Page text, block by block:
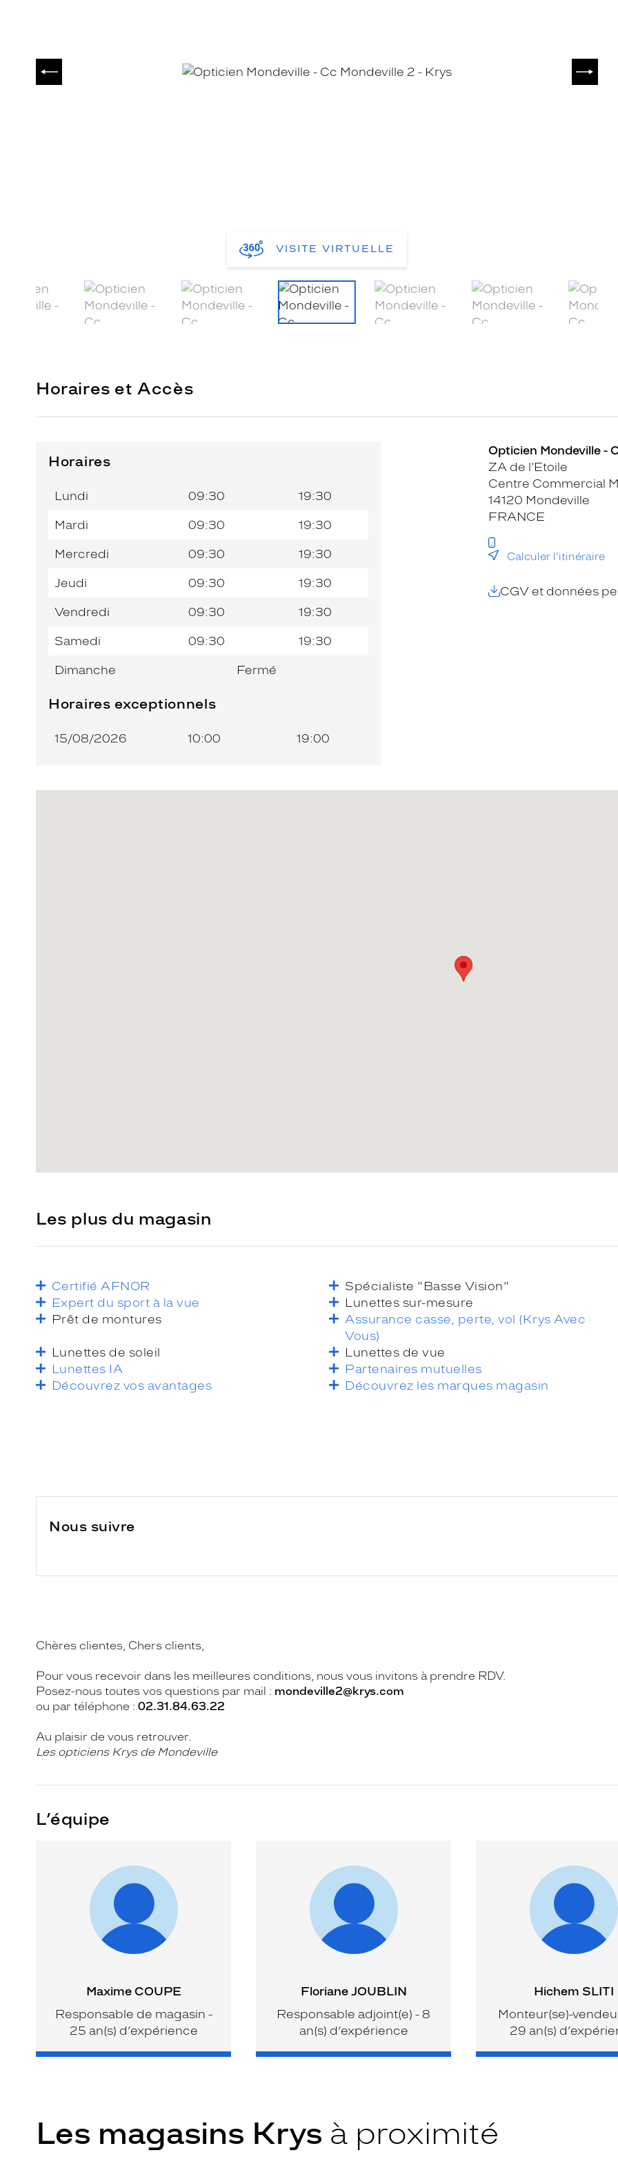
VISITE VIRTUELLE
Horaires et Accès
Horaires
Jour de
semaine
Horaires
l’après-
Lundi 09:30 19:30
Mardi 09:30 19:30
Mercredi 09:30 19:30
Jeudi 09:30 19:30
Vendredi 09:30 19:30
Samedi 09:30 19:30
Dimanche Fermé
Horaires exceptionnels
Jour de
semaine
Horaires
l’après-
15/08/2026 10:00 19:00
Opticien Mondeville -
ZA de l'Etoile
Centre Commercial
14120 Mondeville
FRANCE
Calculer l’itinéraire
CGV et données
Les plus du magasin
Certifié AFNOR
Spécialiste "Basse Vision"
Expert du sport à la vue
Lunettes sur-mesure
Prêt de montures
Assurance casse, perte, vol (Krys Avec
Vous)
Lunettes de soleil
Lunettes de vue
Lunettes IA
Partenaires mutuelles
Découvrez vos avantages
Découvrez les marques magasin
Nous suivre
Chères clientes, Chers clients,
Pour vous recevoir dans les meilleures conditions, nous vous invitons à prendre RDV.
Posez-nous toutes vos questions par mail : mondeville2@krys.com
ou par téléphone : 02.31.84.63.22
Au plaisir de vous retrouver.
Les opticiens Krys de Mondeville
L’équipe
Maxime COUPE
Responsable de magasin -
25 an(s) d’expérience
Floriane JOUBLIN
Responsable adjoint(e) - 8
an(s) d’expérience
Hichem SLITI
Monteur(se)-
29 an(s)
Les magasins Krys à proximité